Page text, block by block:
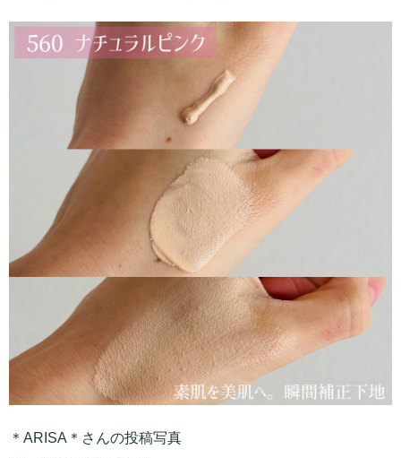
＊ARISA＊さんの投稿写真